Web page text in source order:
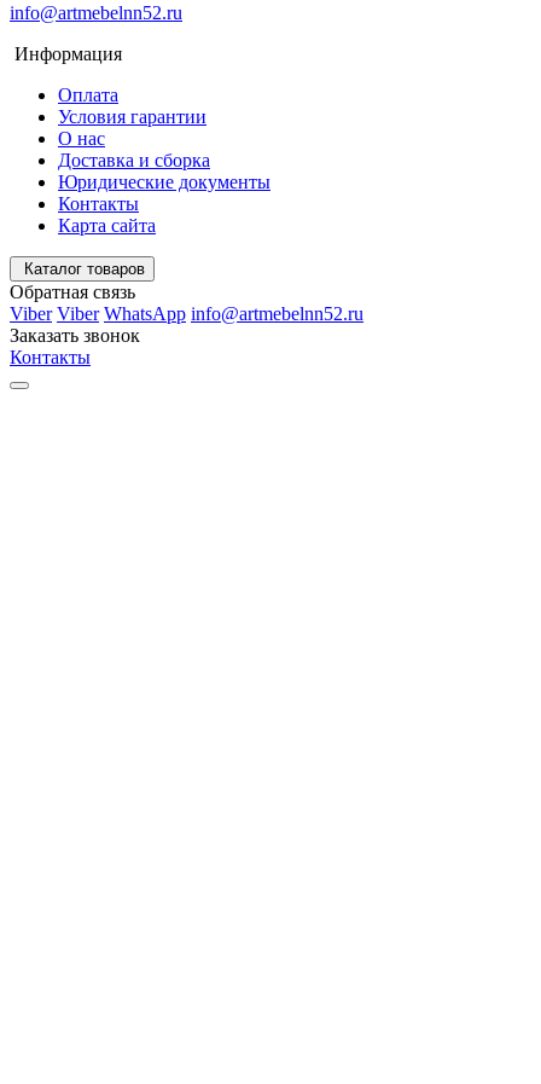
info@artmebelnn52.ru
Информация
Оплата
Условия гарантии
О нас
Доставка и сборка
Юридические документы
Контакты
Карта сайта
Каталог товаров
Обратная связь
Viber Viber WhatsApp info@artmebelnn52.ru
Заказать звонок
Контакты